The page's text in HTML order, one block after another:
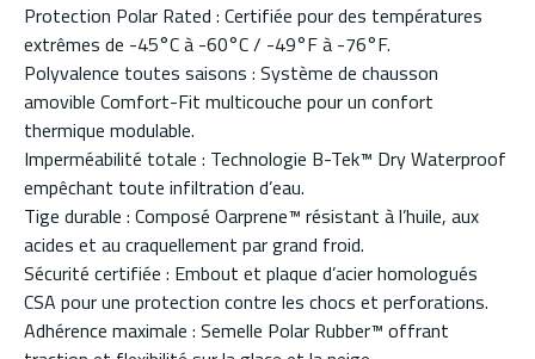
Protection Polar Rated : Certifiée pour des températures
extrêmes de -45°C à -60°C / -49°F à -76°F.
Polyvalence toutes saisons : Système de chausson
amovible Comfort-Fit multicouche pour un confort
thermique modulable.
Imperméabilité totale : Technologie B-Tek™ Dry Waterproof
empêchant toute infiltration d’eau.
Tige durable : Composé Oarprene™ résistant à l’huile, aux
acides et au craquellement par grand froid.
Sécurité certifiée : Embout et plaque d’acier homologués
CSA pour une protection contre les chocs et perforations.
Adhérence maximale : Semelle Polar Rubber™ offrant